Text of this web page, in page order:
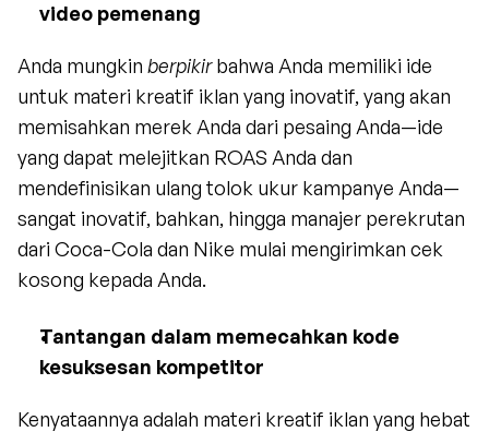
video pemenang
Anda mungkin berpikir bahwa Anda memiliki ide
untuk materi kreatif iklan yang inovatif, yang akan
memisahkan merek Anda dari pesaing Anda—ide
yang dapat melejitkan ROAS Anda dan
mendefinisikan ulang tolok ukur kampanye Anda—
sangat inovatif, bahkan, hingga manajer perekrutan
dari Coca-Cola dan Nike mulai mengirimkan cek
kosong kepada Anda.
Tantangan dalam memecahkan kode
kesuksesan kompetitor
Kenyataannya adalah materi kreatif iklan yang hebat